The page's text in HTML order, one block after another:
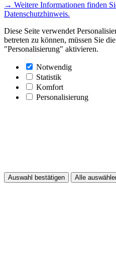
→ Weitere Informationen finden
Datenschutzhinweis.
Diese Seite verwendet
betreten zu können, müssen Sie
"Personalisierung" aktivieren.
Notwendig
Statistik
Komfort
Personalisierung
Auswahl bestätigen Alle